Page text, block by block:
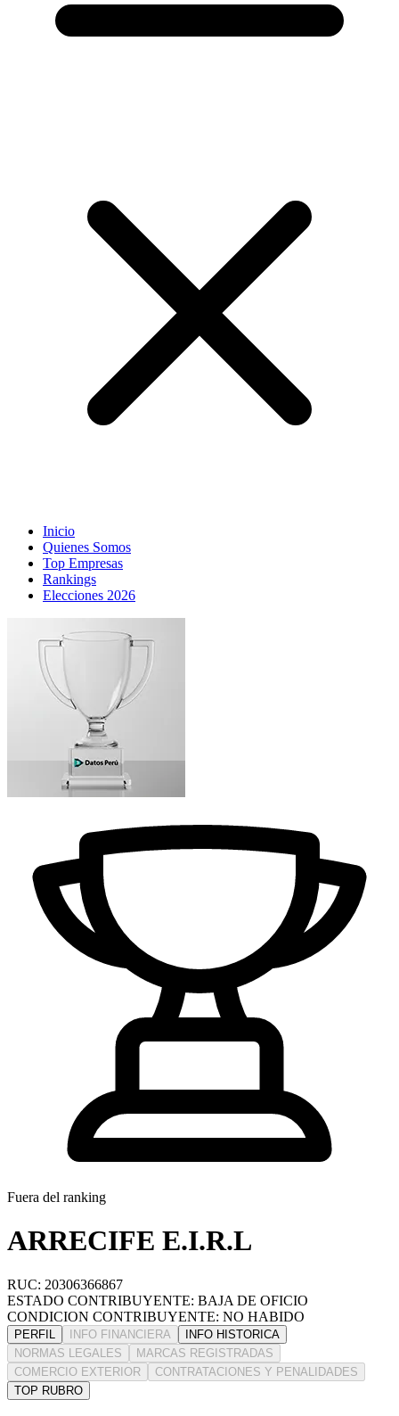
Inicio
Quienes Somos
Top Empresas
Rankings
Elecciones 2026
Fuera del ranking
ARRECIFE E.I.R.L
RUC: 20306366867
ESTADO CONTRIBUYENTE: BAJA DE OFICIO
CONDICION CONTRIBUYENTE: NO HABIDO
PERFIL INFO FINANCIERA
INFO HISTORICA
NORMAS LEGALES
MARCAS REGISTRADAS
COMERCIO EXTERIOR
CONTRATACIONES Y PENALIDADES
TOP RUBRO